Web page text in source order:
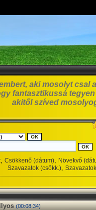
aki mosolyt csal
fantasztikussá
akitől szíved
, Csökkenő (dátum), Növekvő
Szavazatok (csökk.),
(00:08:34)